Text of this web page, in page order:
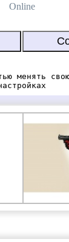
Online
менять